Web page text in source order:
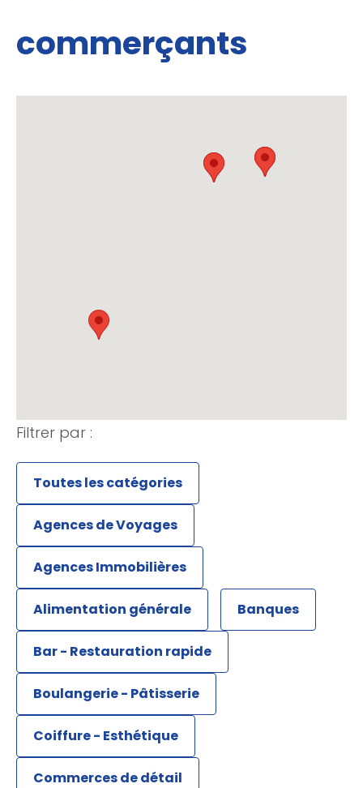
commerçants
Filtrer par :
Toutes les catégories
Agences de Voyages
Agences Immobilières
Alimentation générale Banques
Bar - Restauration rapide
Boulangerie - Pâtisserie
Coiffure - Esthétique
Commerces de détail